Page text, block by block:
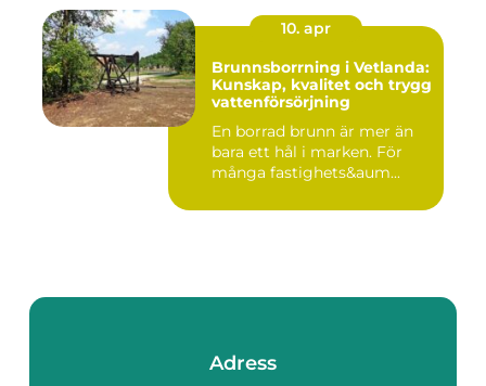
10. apr
Brunnsborrning i Vetlanda:
Kunskap, kvalitet och trygg
vattenförsörjning
En borrad brunn är mer än
bara ett hål i marken. För
många fastighets&aum...
Adress